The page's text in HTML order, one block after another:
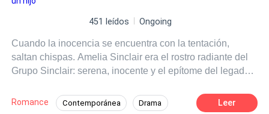
451 leídos Ongoing
Cuando la inocencia se encuentra con la tentación,
saltan chispas. Amelia Sinclair era el rostro radiante del
Grupo Sinclair: serena, inocente y el epítome del legado
motor de Avalon Holdings: irresistiblemente atractivo,
Romance Contemporánea Drama Leer